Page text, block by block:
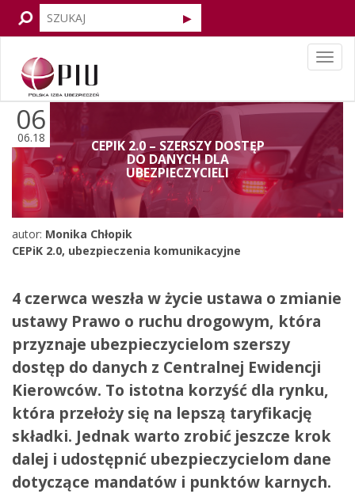
06
06.18 CEPIK 2.0 – SZERSZY DOSTĘP
DO DANYCH DLA
UBEZPIECZYCIELI
autor: Monika Chłopik
CEPiK 2.0, ubezpieczenia komunikacyjne
4 czerwca weszła w życie ustawa o zmianie
ustawy Prawo o ruchu drogowym, która
przyznaje ubezpieczycielom szerszy
dostęp do danych z Centralnej Ewidencji
Kierowców. To istotna korzyść dla rynku,
która przełoży się na lepszą taryfikację
składki. Jednak warto zrobić jeszcze krok
dalej i udostępnić ubezpieczycielom dane
dotyczące mandatów i punktów karnych.